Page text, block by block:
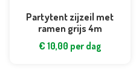
Partytent zijzeil met
ramen grijs 4m
€ 10,00 per dag